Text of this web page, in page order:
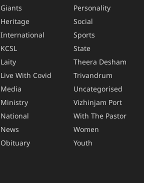
Giants
Heritage
International
KCSL
Laity
Live With Covid
Media
Ministry
National
News
Obituary
Personality
Social
Sports
State
Theera Desham
Trivandrum
Uncategorised
Vizhinjam Port
With The Pastor
Women
Youth